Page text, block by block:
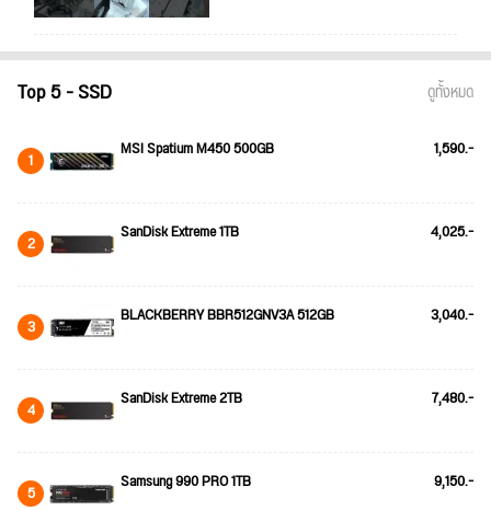
Top 5 - SSD ดูทั้งหมด
1 MSI Spatium M450 500GB 1,590.-
2 SanDisk Extreme 1TB 4,025.-
3 BLACKBERRY BBR512GNV3A 512GB 3,040.-
4 SanDisk Extreme 2TB 7,480.-
5 Samsung 990 PRO 1TB 9,150.-